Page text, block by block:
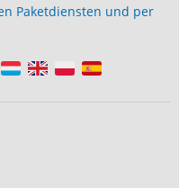
Paketdiensten und per